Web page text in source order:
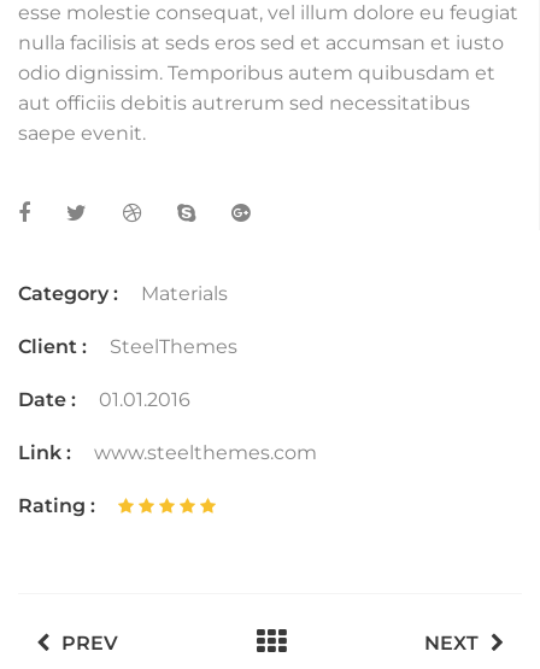
esse molestie consequat, vel illum dolore eu feugiat
nulla facilisis at seds eros sed et accumsan et iusto
odio dignissim. Temporibus autem quibusdam et
aut officiis debitis autrerum sed necessitatibus
saepe evenit.
Category : Materials
Client : SteelThemes
Date : 01.01.2016
Link : www.steelthemes.com
Rating :
PREV NEXT